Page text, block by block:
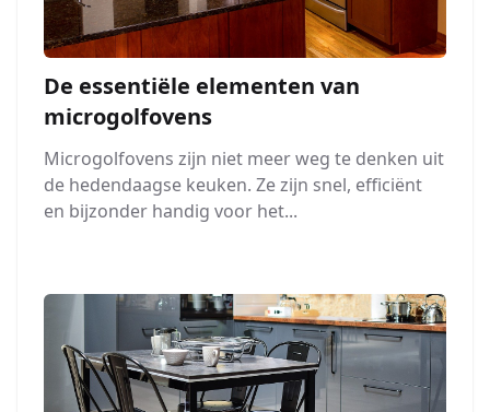
De essentiële elementen van
microgolfovens
Microgolfovens zijn niet meer weg te denken uit
de hedendaagse keuken. Ze zijn snel, efficiënt
en bijzonder handig voor het...